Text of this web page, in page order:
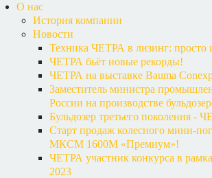
О нас
История компании
Новости
Техника ЧЕТРА в лизинг: просто
ЧЕТРА бьёт новые рекорды!
ЧЕТРА на выставке Bauma
Заместитель министра
России на производстве
Бульдозер третьего поколения -
Старт продаж колесного мини-
МКСМ 1600М «Премиум»!
ЧЕТРА участник конкурса в
2023